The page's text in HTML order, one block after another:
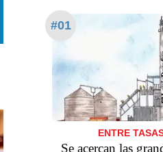
#01
ENTRE
Se acercan las